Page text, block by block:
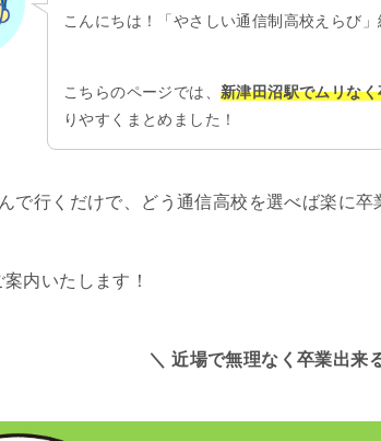
こんにちは！「やさしい通信制高校えらび」
こちらのページでは、 新津田沼駅でムリな
りやすくまとめました！
で行くだけで、どう通信高校を選べば楽に卒
内いたします！
＼ 近場で無理なく卒業出来